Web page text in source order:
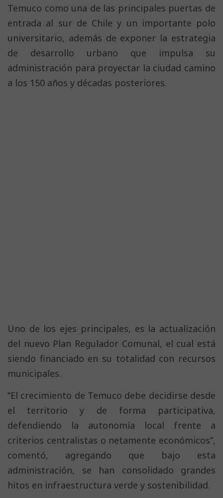
Temuco como una de las principales puertas de
entrada al sur de Chile y un importante polo
universitario, además de exponer la estrategia
de desarrollo urbano que impulsa su
administración para proyectar la ciudad camino
a los 150 años y décadas posteriores.
Uno de los ejes principales, es la actualización
del nuevo Plan Regulador Comunal, el cual está
siendo financiado en su totalidad con recursos
municipales.
‘’El crecimiento de Temuco debe decidirse desde
el territorio y de forma participativa,
defendiendo la autonomía local frente a
criterios centralistas o netamente económicos’’,
comentó, agregando que bajo esta
administración, se han consolidado grandes
hitos en infraestructura verde y sostenibilidad.